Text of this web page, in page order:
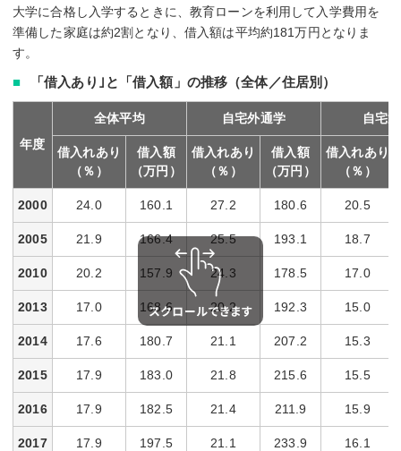
大学に合格し入学するときに、教育ローンを利用して入学費用を
準備した家庭は約2割となり、借入額は平均約181万円となりま
す。
「借入あり｣と「借入額」の推移（全体／住居別）
年度
全体平均 自宅外通学 自宅
借入れあり
（％）
借入額
（万円）
借入れあり
（％）
借入額
（万円）
借入れあり
（％）
2000 24.0 160.1 27.2 180.6 20.5
2005 21.9 166.4 25.5 193.1 18.7
2010 20.2 157.9 24.3 178.5 17.0
2013 17.0 168.6 20.2 192.3 15.0
2014 17.6 180.7 21.1 207.2 15.3
2015 17.9 183.0 21.8 215.6 15.5
2016 17.9 182.5 21.4 211.9 15.9
2017 17.9 197.5 21.1 233.9 16.1